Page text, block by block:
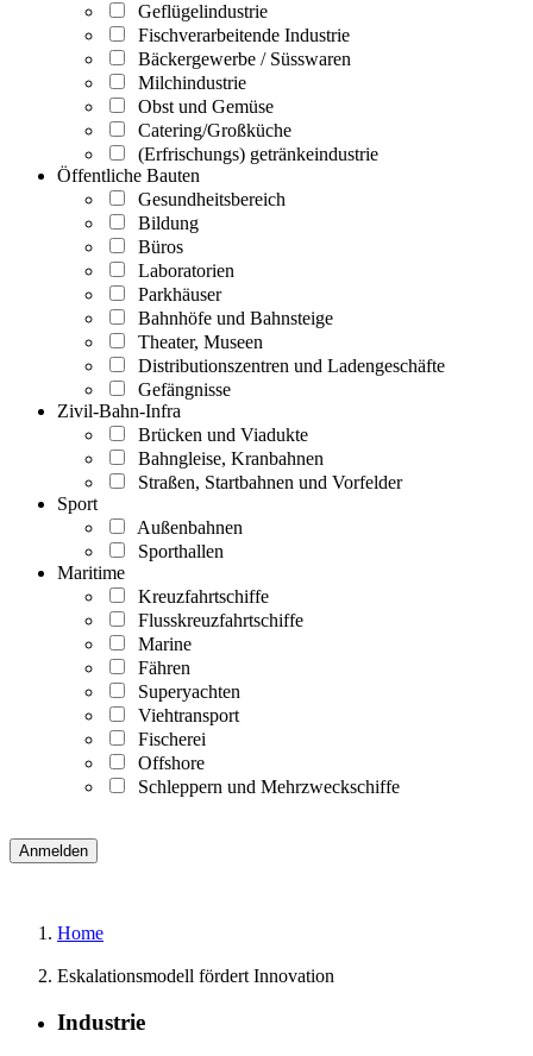
Geflügelindustrie
Fischverarbeitende Industrie
Bäckergewerbe / Süsswaren
Milchindustrie
Obst und Gemüse
Catering/Großküche
(Erfrischungs) getränkeindustrie
Öffentliche Bauten
Gesundheitsbereich
Bildung
Büros
Laboratorien
Parkhäuser
Bahnhöfe und Bahnsteige
Theater, Museen
Distributionszentren und Ladengeschäfte
Gefängnisse
Zivil-Bahn-Infra
Brücken und Viadukte
Bahngleise, Kranbahnen
Straßen, Startbahnen und Vorfelder
Sport
Außenbahnen
Sporthallen
Maritime
Kreuzfahrtschiffe
Flusskreuzfahrtschiffe
Marine
Fähren
Superyachten
Viehtransport
Fischerei
Offshore
Schleppern und Mehrzweckschiffe
Home
Eskalationsmodell fördert Innovation
Industrie